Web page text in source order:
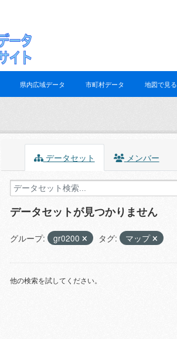
県内広域データ 市町村データ 地図で見る
データセット メンバー
データセットが見つかりません
グループ: gr0200 タグ: マップ
他の検索を試してください。